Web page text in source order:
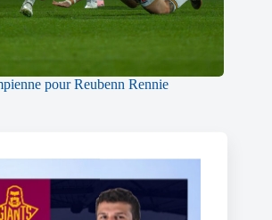
pour Reubenn Rennie